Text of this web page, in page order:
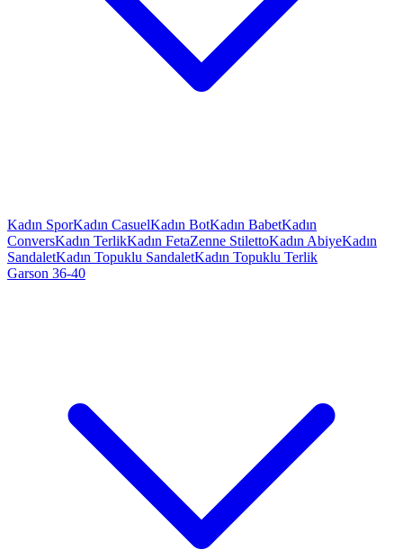
Kadın SporKadın CasuelKadın BotKadın BabetKadın
ConversKadın TerlikKadın FetaZenne StilettoKadın AbiyeKadın
SandaletKadın Topuklu SandaletKadın Topuklu Terlik
Garson 36-40